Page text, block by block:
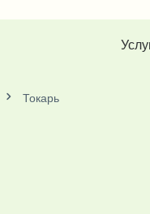
Токарь